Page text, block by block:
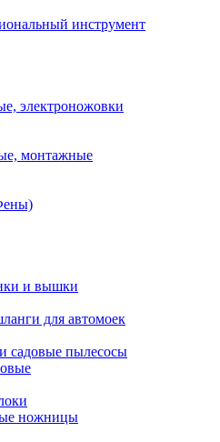
инструмент
электроножовки
монтажные
и вышки
для автомоек
садовые пылесосы
ножницы